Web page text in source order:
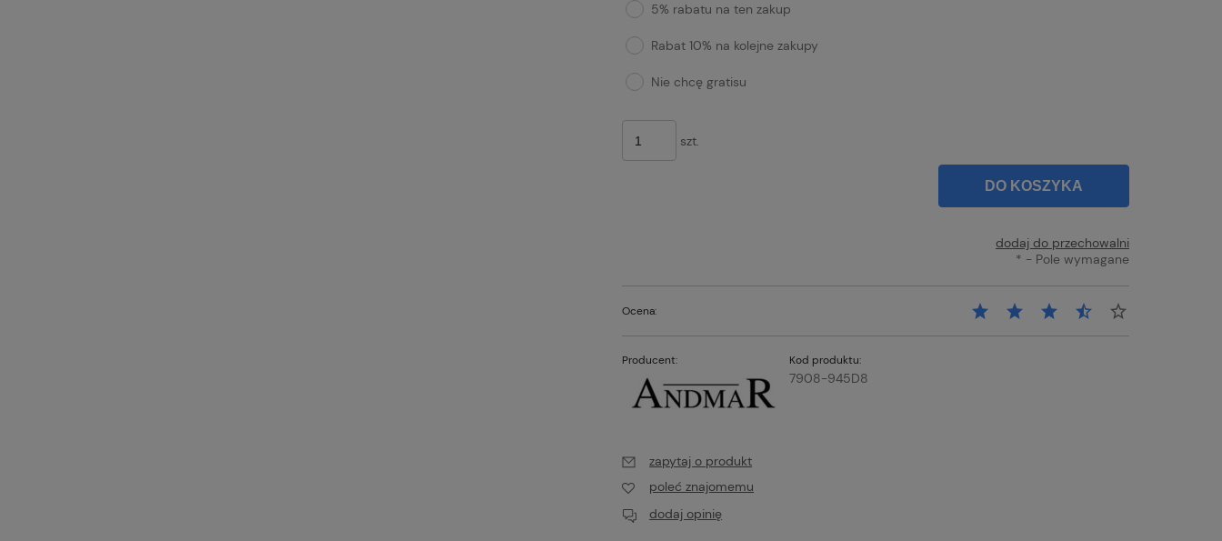
5% rabatu na ten zakup
Rabat 10% na kolejne zakupy
Nie chcę gratisu
szt.
DO KOSZYKA
dodaj do przechowalni
* - Pole wymagane
Ocena:
Producent: Kod produktu:
7908-945D8
zapytaj o produkt
poleć znajomemu
dodaj opinię